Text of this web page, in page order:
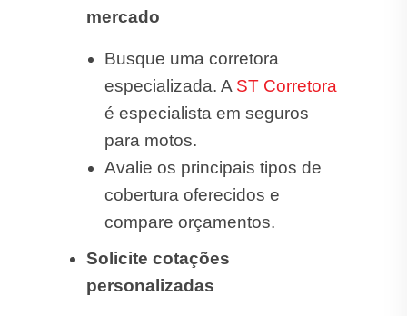
mercado
Busque uma corretora
especializada. A ST Corretora
é especialista em seguros
para motos.
Avalie os principais tipos de
cobertura oferecidos e
compare orçamentos.
Solicite cotações
personalizadas